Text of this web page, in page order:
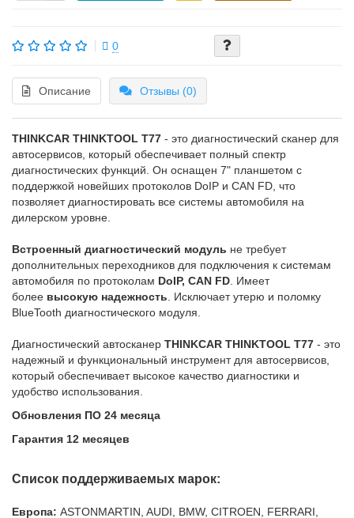
0
Описание Отзывы (0)
THINKCAR THINKTOOL T77 - это диагностический сканер для
автосервисов, который обеспечивает полный спектр
диагностических функций. Он оснащен 7" планшетом с
поддержкой новейших протоколов DoIP и CAN FD, что
позволяет диагностировать все системы автомобиля на
дилерском уровне.
Встроенный диагностический модуль не требует
дополнительных переходников для подключения к системам
автомобиля по протоколам DoIP, CAN FD . Имеет
более высокую надежность . Исключает утерю и поломку
BlueTooth диагностического модуля.
Диагностический автосканер THINKCAR THINKTOOL T77 - это
надежный и функциональный инструмент для автосервисов,
который обеспечивает высокое качество диагностики и
удобство использования.
Обновления ПО 24 месяца
Гарантия 12 месяцев
Список поддерживаемых марок:
Европа: ASTONMARTIN, AUDI, BMW, CITROEN, FERRARI,